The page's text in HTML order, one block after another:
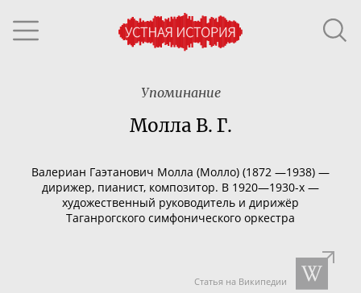
Упоминание
Молла В. Г.
Валериан Гаэтанович Молла (Молло) (1872 —1938) —
дирижер, пианист, композитор. В 1920—1930-х —
художественный руководитель и дирижёр
Таганрогского симфонического оркестра
Статья на Википедии